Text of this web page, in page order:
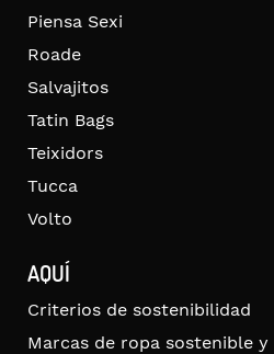
Piensa Sexi
Roade
Salvajitos
Tatin Bags
Teixidors
Tucca
Volto
AQUÍ
Criterios de sostenibilidad
Marcas de ropa sostenible